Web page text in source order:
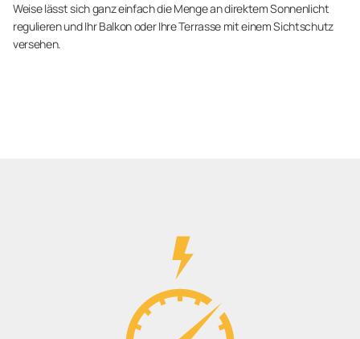
Weise lässt sich ganz einfach die Menge an direktem Sonnenlicht
regulieren und Ihr Balkon oder Ihre Terrasse mit einem Sichtschutz
versehen.